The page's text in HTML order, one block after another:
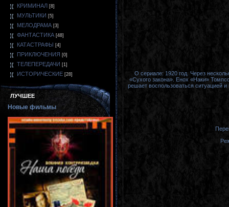
КРИМИНАЛ [8]
МУЛЬТИКИ [5]
МЕЛОДРАМА [3]
ФАНТАСТИКА [48]
КАТАСТРАФЫ [4]
ПРИКЛЮЧЕНИЯ [0]
ТЕЛЕПЕРЕДАЧИ [1]
ИСТОРИЧЕСКИЕ [28]
ЛУЧШЕЕ
Новые фильмы
О сериале: 1920 год. Через
«Сухого закона». Енох «Наки»
решает воспользоваться ситуацией